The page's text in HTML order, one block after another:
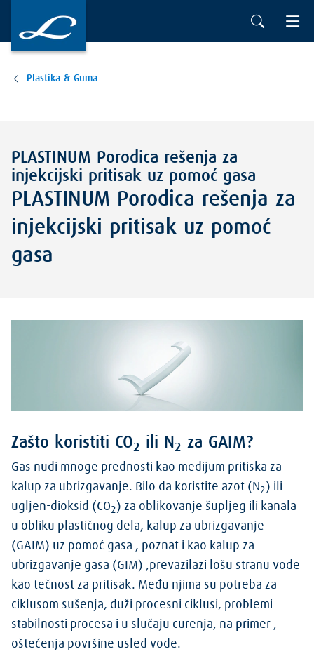
Plastika & Guma
PLASTINUM Porodica rešenja za
injekcijski pritisak uz pomoć gasa
PLASTINUM Porodica rešenja za
injekcijski pritisak uz pomoć
gasa
Zašto koristiti CO2 ili N 2 za GAIM?
Gas nudi mnoge prednosti kao medijum pritiska za
kalup za ubrizgavanje. Bilo da koristite azot (N 2 ) ili
ugljen-dioksid (CO2 ) za oblikovanje šupljeg ili kanala
u obliku plastičnog dela, kalup za ubrizgavanje
(GAIM) uz pomoć gasa , poznat i kao kalup za
ubrizgavanje gasa (GIM) ,prevazilazi lošu stranu vode
kao tečnost za pritisak. Među njima su potreba za
ciklusom sušenja, duži procesni ciklusi, problemi
stabilnosti procesa i u slučaju curenja, na primer ,
oštećenja površine usled vode.